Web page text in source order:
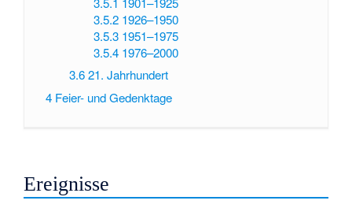
3.5.2 1926–1950
3.5.3 1951–1975
3.5.4 1976–2000
3.6 21. Jahrhundert
4 Feier- und Gedenktage
Ereignisse